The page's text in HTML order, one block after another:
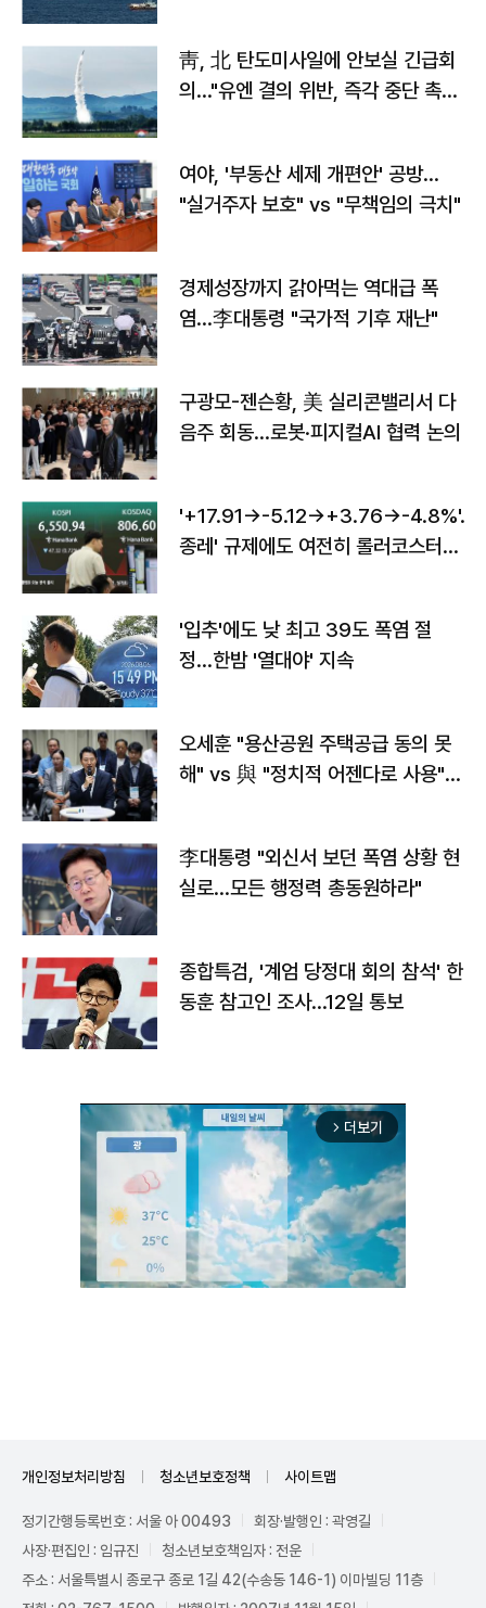
靑, 北 탄도미사일에 안보실 긴급회
의…"유엔 결의 위반, 즉각 중단 촉
여야, '부동산 세제 개편안' 공방…
"실거주자 보호" vs "무책임의 극치"
경제성장까지 갉아먹는 역대급 폭
염…李대통령 "국가적 기후 재난"
구광모-젠슨황, 美 실리콘밸리서 다
음주 회동…로봇·피지컬AI 협력 논의
'+17.91→-5.12→+3.76→-4.8%'…'
종레' 규제에도 여전히 롤러코스터
'입추'에도 낮 최고 39도 폭염 절
정…한밤 '열대야' 지속
오세훈 "용산공원 주택공급 동의 못
해" vs 與 "정치적 어젠다로 사용"
李대통령 "외신서 보던 폭염 상황 현
실로…모든 행정력 총동원하라"
종합특검, '계엄 당정대 회의 참석' 한
동훈 참고인 조사...12일 통보
arrow_forward_ios 더보기
개인정보처리방침 청소년보호정책 사이트맵
정기간행등록번호 : 서울 아 00493
회장·발행인 : 곽영길
사장·편집인 : 임규진
청소년보호책임자 : 전운
주소 : 서울특별시 종로구 종로 1길 42(수송동 146-1) 이마빌딩 11층